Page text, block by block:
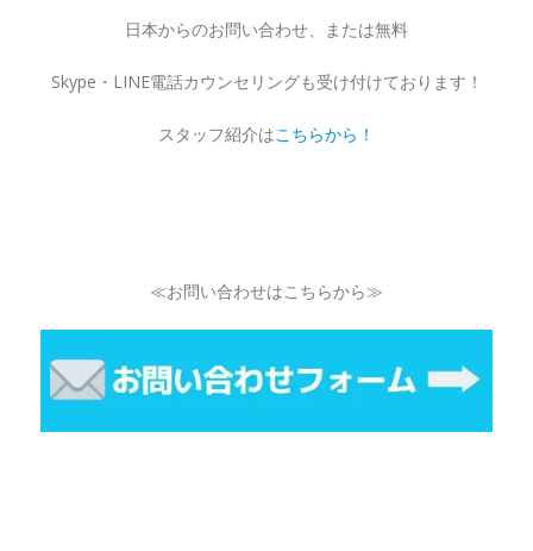
日本からのお問い合わせ、または無料
Skype・LINE電話カウンセリングも受け付けております！
スタッフ紹介はこちらから！
≪お問い合わせはこちらから≫